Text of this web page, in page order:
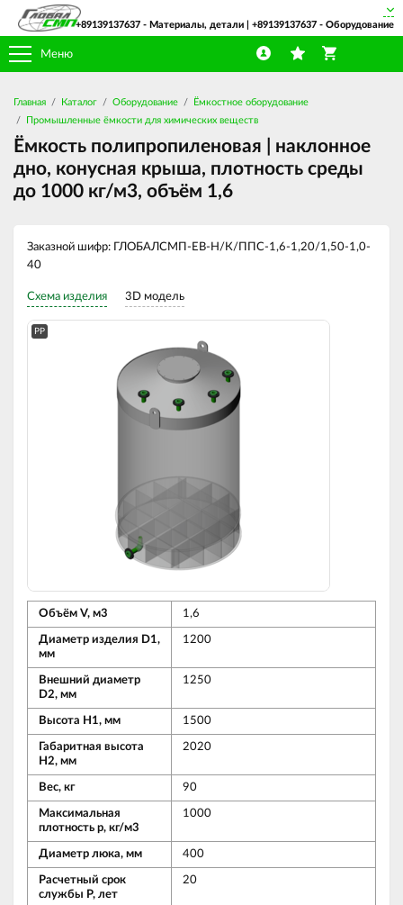
Меню
+89139137637 - Материалы, детали | +89139137637 - Оборудование
Главная Каталог Оборудование
Ёмкостное оборудование
Промышленные ёмкости для химических веществ
Ёмкость полипропиленовая | наклонное
дно, конусная крыша, плотность среды
до 1000 кг/м3, объём 1,6
Заказной шифр: ГЛОБАЛСМП-ЕВ-Н/К/ППС-1,6-1,20/1,50-1,0-
40
Схема изделия 3D модель
PP
Объём V, м3 1,6
Диаметр изделия D1,
мм
1200
Внешний диаметр
D2, мм
1250
Высота Н1, мм 1500
Габаритная высота
Н2, мм
2020
Вес, кг 90
Максимальная
плотность р, кг/м3
1000
Диаметр люка, мм 400
Расчетный срок
службы Р, лет
20